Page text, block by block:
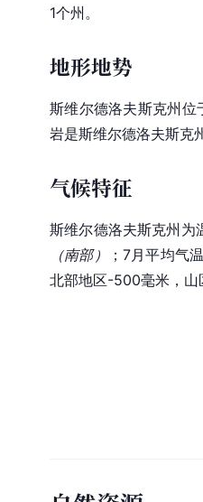
1个州。
地形地势
斯维尔德洛夫斯克州位
岩是斯维尔德洛夫斯克
气候特征
斯维尔德洛夫斯克州为
（南部）
；7月平均气
北部地区-500毫米，